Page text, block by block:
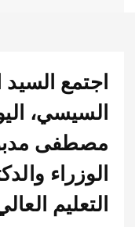
السيد
اليوم، مع
مدبولي
والدكتور
العالي